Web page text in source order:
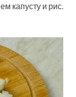
капусту и рис.